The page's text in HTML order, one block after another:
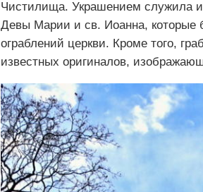
Чистилища. Украшением служила
Девы Марии и св. Иоанна, которые
ограблений церкви. Кроме того,
известных оригиналов,